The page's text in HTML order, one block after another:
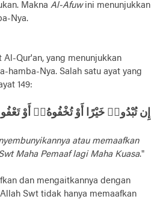
Makna Al-Afuwini menunjukkan
Nya.
Qur'an, yang menunjukkan
hamba-Nya. Salah satu ayat yang
149:
إِن تُبْدُوا۟ خَيْرًا أَوْ تُخْفُوهُۥٓ أَوْ
atau memaafkan
Maha Pemaaf lagi Maha Kuasa."
dan mengaitkannya dengan
Swt tidak hanya memaafkan